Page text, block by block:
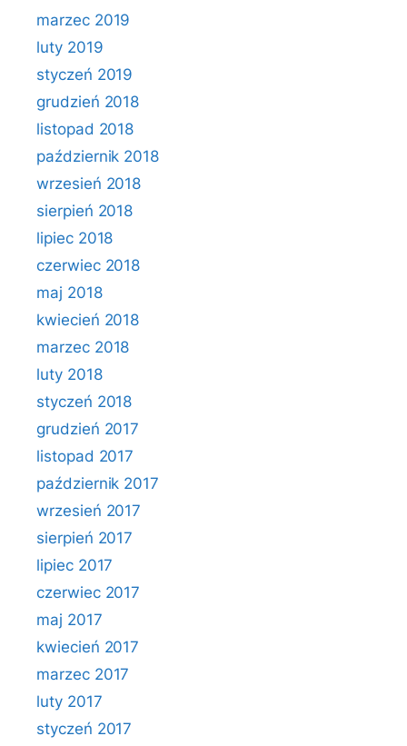
marzec 2019
luty 2019
styczeń 2019
grudzień 2018
listopad 2018
październik 2018
wrzesień 2018
sierpień 2018
lipiec 2018
czerwiec 2018
maj 2018
kwiecień 2018
marzec 2018
luty 2018
styczeń 2018
grudzień 2017
listopad 2017
październik 2017
wrzesień 2017
sierpień 2017
lipiec 2017
czerwiec 2017
maj 2017
kwiecień 2017
marzec 2017
luty 2017
styczeń 2017